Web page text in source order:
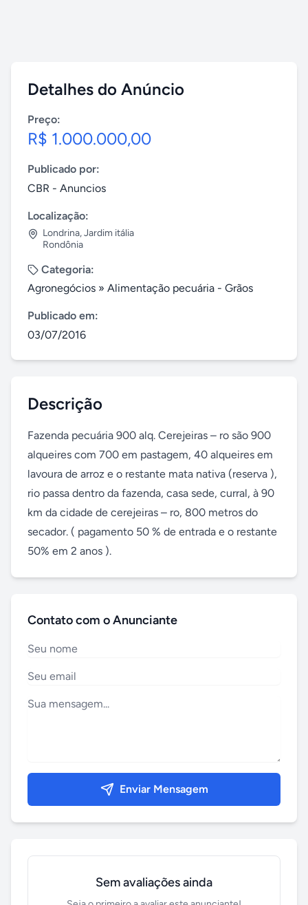
Detalhes do Anúncio
Preço:
R$ 1.000.000,00
Publicado por:
CBR - Anuncios
Localização:
Londrina,Jardim itália
Rondônia
Categoria:
Agronegócios » Alimentação pecuária - Grãos
Publicado em:
03/07/2016
Descrição
Fazenda pecuária 900 alq. Cerejeiras – ro são 900
alqueires com 700 em pastagem, 40 alqueires em
lavoura de arroz e o restante mata nativa (reserva ),
rio passa dentro da fazenda, casa sede, curral, à 90
km da cidade de cerejeiras – ro, 800 metros do
secador. ( pagamento 50 % de entrada e o restante
50% em 2 anos ).
Contato com o Anunciante
Enviar Mensagem
Sem avaliações ainda